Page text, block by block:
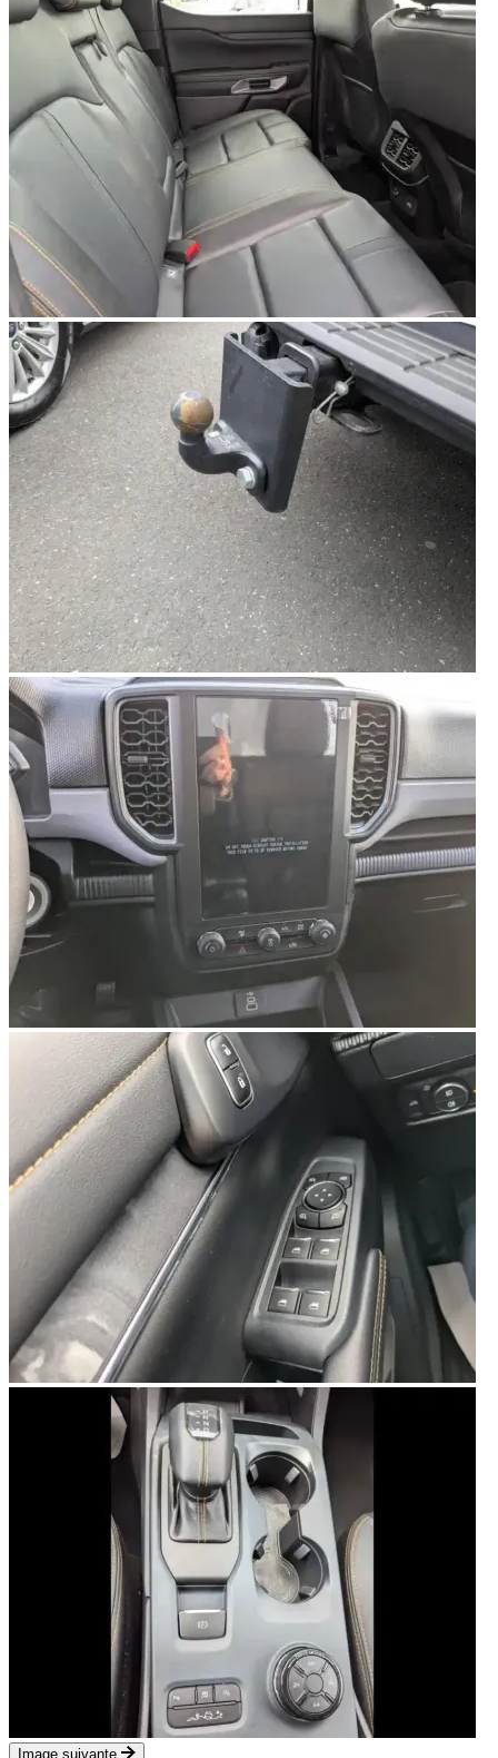
Image suivante